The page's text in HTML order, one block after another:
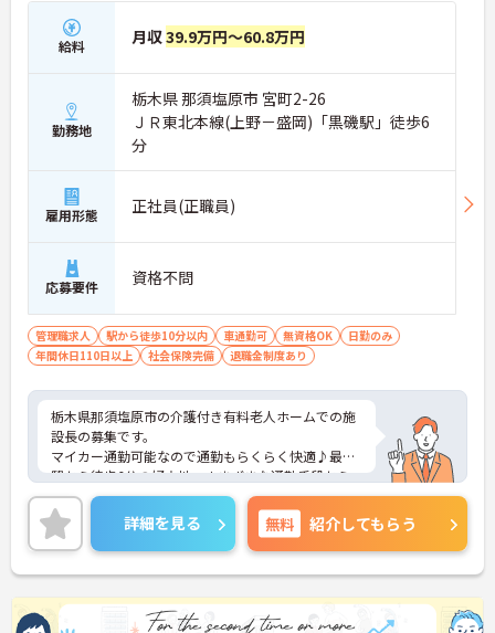
給料 月収39.9万円～60.8万円
勤務地
栃木県 那須塩原市 宮町2-26
ＪＲ東北本線(上野－盛岡)「黒磯駅」徒歩6
分
雇用形態 正社員(正職員)
応募要件 資格不問
管理職求人 駅から徒歩10分以内 車通勤可 無資格OK
日勤のみ
年間休日110日以上
社会保険完備 退職金制度あり
栃木県那須塩原市の介護付き有料老人ホームでの施
設長の募集です。
マイカー通勤可能なので通勤もらくらく快適♪最寄
駅から徒歩6分の好立地、さまざまな通勤手段から
検討できます！
ご興味のある方は、面接のポイントをお伝えします
のでお気軽にお問い合せください。
詳細を見る 無料 紹介してもらう